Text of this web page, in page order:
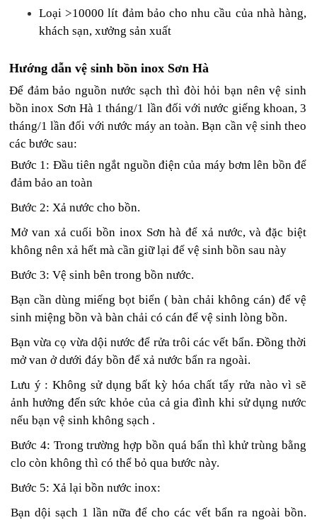
Loại >10000 lít đảm bảo cho nhu cầu của nhà hàng,
khách sạn, xưởng sản xuất
Hướng dẫn vệ sinh bồn inox Sơn Hà
Để đảm bảo nguồn nước sạch thì đòi hỏi bạn nên vệ sinh
bồn inox Sơn Hà 1 tháng/1 lần đối với nước giếng khoan, 3
tháng/1 lần đối với nước máy an toàn. Bạn cần vệ sinh theo
các bước sau:
Bước 1: Đầu tiên ngắt nguồn điện của máy bơm lên bồn để
đảm bảo an toàn
Bước 2: Xả nước cho bồn.
Mở van xả cuối bồn inox Sơn hà để xả nước, và đặc biệt
không nên xả hết mà cần giữ lại để vệ sinh bồn sau này
Bước 3: Vệ sinh bên trong bồn nước.
Bạn cần dùng miếng bọt biển ( bàn chải không cán) để vệ
sinh miệng bồn và bàn chải có cán để vệ sinh lòng bồn.
Bạn vừa cọ vừa dội nước để rửa trôi các vết bẩn. Đồng thời
mở van ở dưới đáy bồn để xả nước bẩn ra ngoài.
Lưu ý : Không sử dụng bất kỳ hóa chất tẩy rửa nào vì sẽ
ảnh hưởng đến sức khỏe của cả gia đình khi sử dụng nước
nếu bạn vệ sinh không sạch .
Bước 4: Trong trường hợp bồn quá bẩn thì khử trùng bằng
clo còn không thì có thể bỏ qua bước này.
Bước 5: Xả lại bồn nước inox:
Bạn dội sạch 1 lần nữa để cho các vết bẩn ra ngoài bồn.